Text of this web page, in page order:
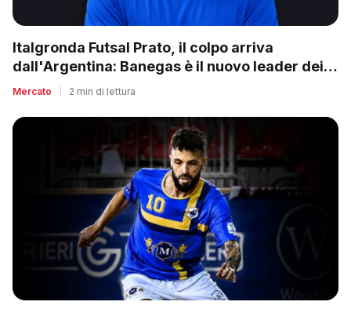
Italgronda Futsal Prato, il colpo arriva
dall'Argentina: Banegas è il nuovo leader dei
biancazzurri
Mercato 2 min di lettura